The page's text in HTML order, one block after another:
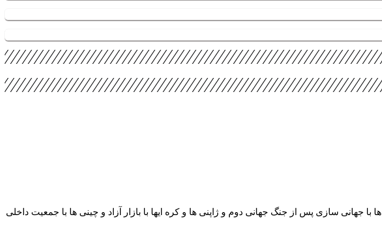
جهانی سازی پس از جنگ جهانی دوم و ژاپنی ها و کره ایها با بازار آزاد و چینی ها با جمعیت داخلی